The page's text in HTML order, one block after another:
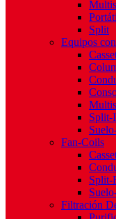
Split
Equipos
Split-
Fan-Coils
Split-
Filtración